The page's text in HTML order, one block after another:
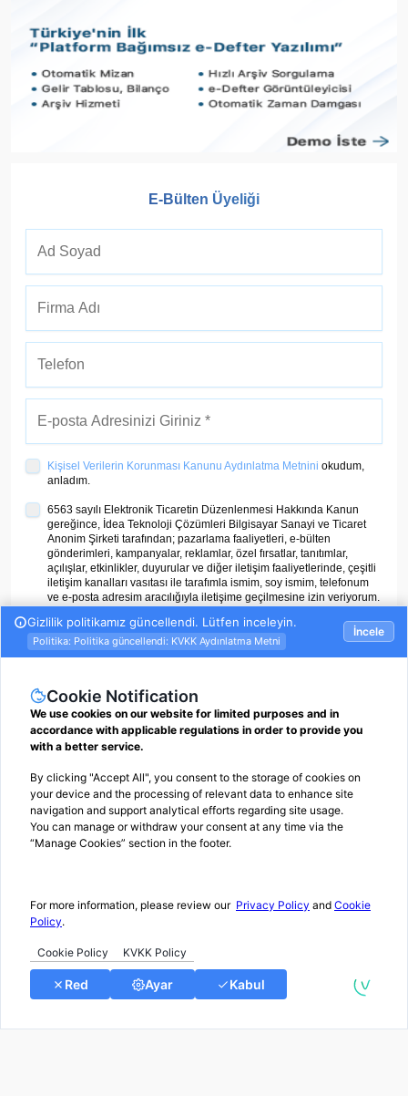
E-Bülten Üyeliği
Kişisel Verilerin Korunması Kanunu Aydınlatma Metnini okudum,
anladım.
6563 sayılı Elektronik Ticaretin Düzenlenmesi Hakkında Kanun
gereğince, İdea Teknoloji Çözümleri Bilgisayar Sanayi ve Ticaret
Anonim Şirketi tarafından; pazarlama faaliyetleri, e-bülten
gönderimleri, kampanyalar, reklamlar, özel fırsatlar, tanıtımlar,
açılışlar, etkinlikler, duyurular ve diğer iletişim faaliyetlerinde, çeşitli
iletişim kanalları vasıtası ile tarafımla ismim, soy ismim, telefonum
ve e-posta adresim aracılığıyla iletişime geçilmesine izin veriyorum.
ÜYE OL